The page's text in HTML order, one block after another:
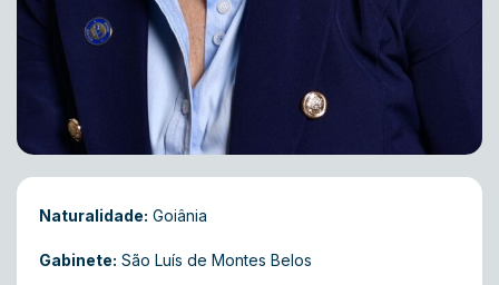
Naturalidade: Goiânia
Gabinete: São Luís de Montes Belos